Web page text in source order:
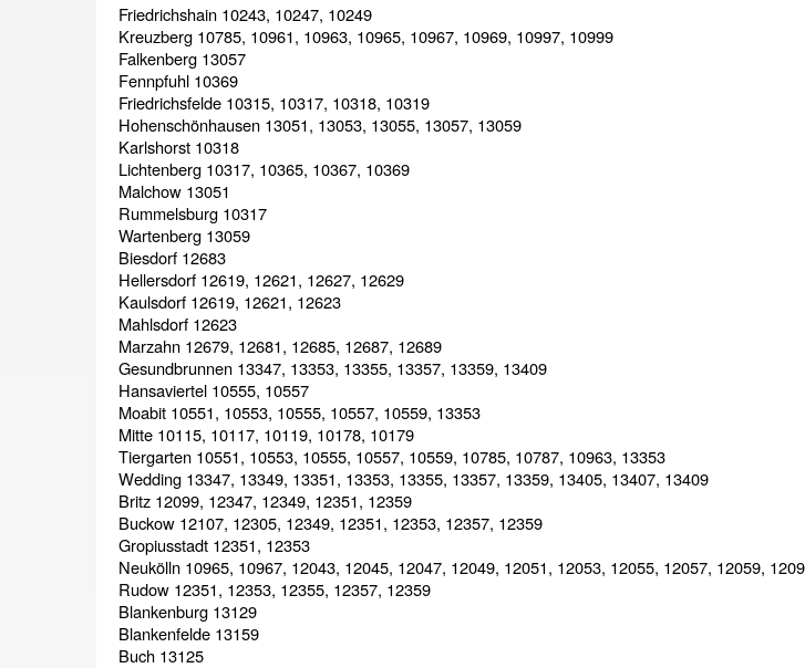
Friedrichshain 10243, 10247, 10249
Kreuzberg 10785, 10961, 10963, 10965, 10967, 10969, 10997, 10999
Falkenberg 13057
Fennpfuhl 10369
Friedrichsfelde 10315, 10317, 10318, 10319
Hohenschönhausen 13051, 13053, 13055, 13057, 13059
Karlshorst 10318
Lichtenberg 10317, 10365, 10367, 10369
Malchow 13051
Rummelsburg 10317
Wartenberg 13059
Biesdorf 12683
Hellersdorf 12619, 12621, 12627, 12629
Kaulsdorf 12619, 12621, 12623
Mahlsdorf 12623
Marzahn 12679, 12681, 12685, 12687, 12689
Gesundbrunnen 13347, 13353, 13355, 13357, 13359, 13409
Hansaviertel 10555, 10557
Moabit 10551, 10553, 10555, 10557, 10559, 13353
Mitte 10115, 10117, 10119, 10178, 10179
Tiergarten 10551, 10553, 10555, 10557, 10559, 10785, 10787, 10963, 13353
Wedding 13347, 13349, 13351, 13353, 13355, 13357, 13359, 13405, 13407, 13409
Britz 12099, 12347, 12349, 12351, 12359
Buckow 12107, 12305, 12349, 12351, 12353, 12357, 12359
Gropiusstadt 12351, 12353
Neukölln 10965, 10967, 12043, 12045, 12047, 12049, 12051, 12053, 12055, 12057, 12059,
Rudow 12351, 12353, 12355, 12357, 12359
Blankenburg 13129
Blankenfelde 13159
Buch 13125